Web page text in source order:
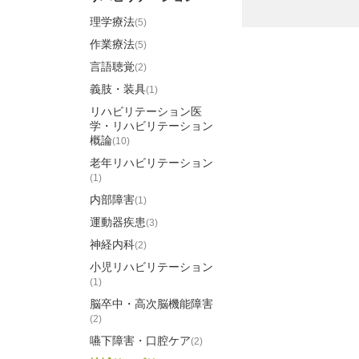
理学療法(5)
作業療法(5)
言語聴覚(2)
義肢・装具(1)
リハビリテーション医
学・リハビリテーション
概論(10)
老年リハビリテーション
(1)
内部障害(1)
運動器疾患(3)
神経内科(2)
小児リハビリテーション
(1)
脳卒中・高次脳機能障害
(2)
嚥下障害・口腔ケア(2)